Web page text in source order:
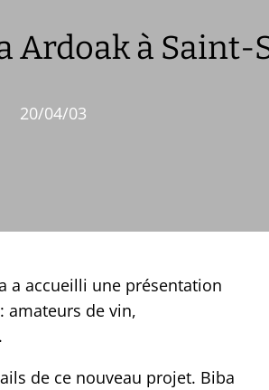
Ardoak à Saint-
20/04/03
a accueilli une présentation
amateurs de vin,
de ce nouveau projet. Biba